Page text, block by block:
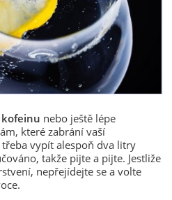
kofeinu nebo ještě lépe
které zabrání vaší
vypít alespoň dva litry
takže pijte a pijte. Jestliže
nepřejídejte se a volte